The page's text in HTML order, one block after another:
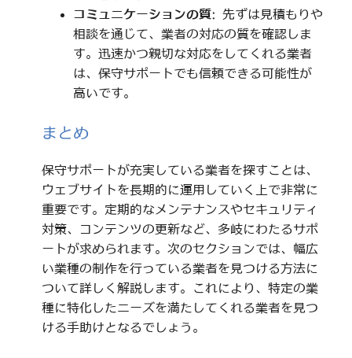
コミュニケーションの質: 先ずは見積もりや
相談を通じて、業者の対応の質を確認しま
す。迅速かつ親切な対応をしてくれる業者
は、保守サポートでも信頼できる可能性が
高いです。
まとめ
保守サポートが充実している業者を探すことは、
ウェブサイトを長期的に運用していく上で非常に
重要です。定期的なメンテナンスやセキュリティ
対策、コンテンツの更新など、多岐にわたるサポ
ートが求められます。次のセクションでは、幅広
い業種の制作を行っている業者を見つける方法に
ついて詳しく解説します。これにより、特定の業
種に特化したニーズを満たしてくれる業者を見つ
ける手助けとなるでしょう。